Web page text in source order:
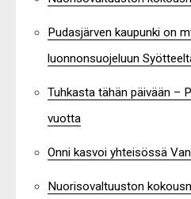
Pudasjärven kaupunki on
luonnonsuojeluun
Tuhkasta tähän päivään –
vuotta
Onni kasvoi yhteisössä
Nuorisovaltuuston